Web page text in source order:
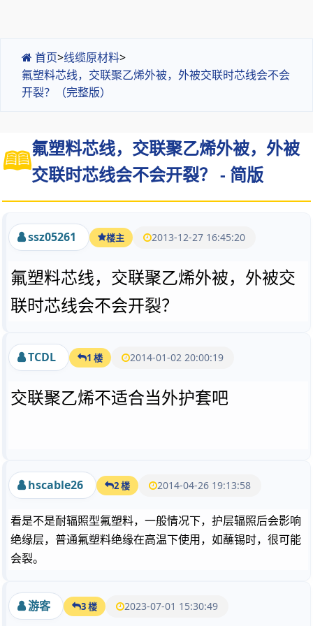
首页>线缆原材料>
氟塑料芯线，交联聚乙烯外被，外被交联时芯线会不会
开裂？（完整版）
氟塑料芯线，交联聚乙烯外被，外被
交联时芯线会不会开裂？ - 简版
ssz05261 楼主 2013-12-27 16:45:20
氟塑料芯线，交联聚乙烯外被，外被交
联时芯线会不会开裂？
TCDL 1 楼 2014-01-02 20:00:19
交联聚乙烯不适合当外护套吧
hscable26 2 楼 2014-04-26 19:13:58
看是不是耐辐照型氟塑料，一般情况下，护层辐照后会影响
绝缘层，普通氟塑料绝缘在高温下使用，如蘸锡时，很可能
会裂。
游客 3 楼 2023-07-01 15:30:49